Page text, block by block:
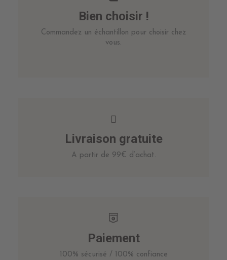
Bien choisir !
Commandez un échantillon pour choisir chez
vous.
Livraison gratuite
A partir de 99€ d’achat.
Paiement
100% sécurisé / 100% confiance